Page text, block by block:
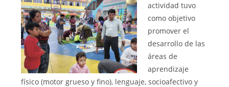
actividad tuvo
como objetivo
promover el
desarrollo de las
áreas de
aprendizaje
físico (motor grueso y fino), lenguaje, socioafectivo y